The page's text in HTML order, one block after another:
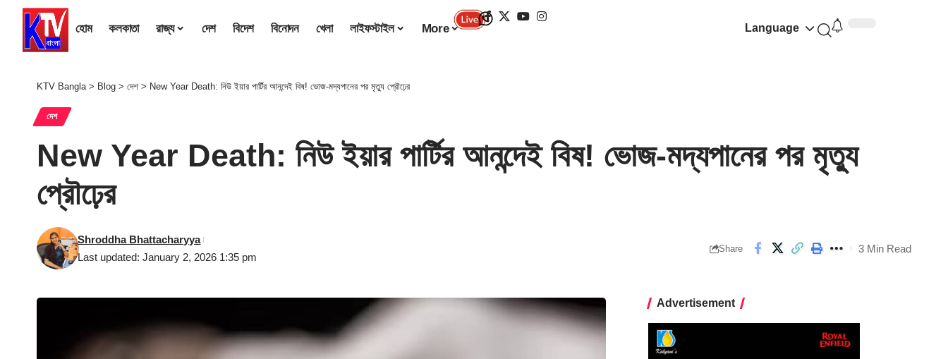
হোম কলকাতা রাজ্য দেশ বিদেশ বিনোদন খেলা লাইফস্টাইল More Language
KTV Bangla> Blog > দেশ > New Year Death: নিউ ইয়ার পার্টির আনন্দেই বিষ! ভোজ-মদ্যপানের পর মৃত্যু প্রৌঢ়ের
দেশ
New Year Death: নিউ ইয়ার পার্টির আনন্দেই বিষ! ভোজ-মদ্যপানের পর মৃত্যু
প্রৌঢ়ের
Last updated: January 2, 2026 1:35 pm
Shroddha Bhattacharyya
Share 3 Min Read
Advertisement